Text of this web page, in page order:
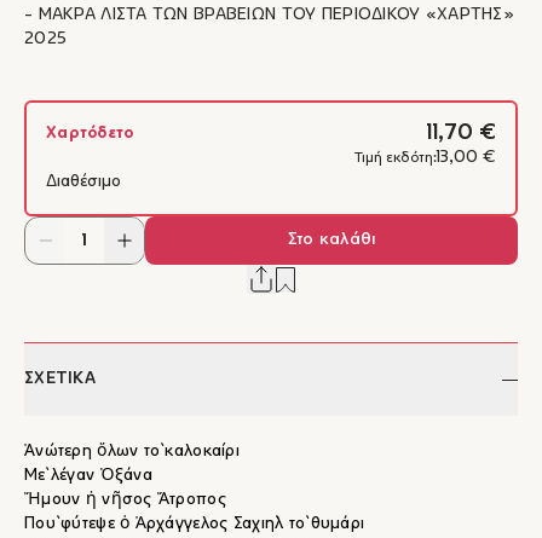
- ΜΑΚΡΑ ΛΙΣΤΑ ΤΩΝ ΒΡΑΒΕΙΩΝ ΤΟΥ ΠΕΡΙΟΔΙΚΟΥ «ΧΑΡΤΗΣ»
2025
Χαρτόδετο 11,70 €
Τιμή εκδότη: 13,00 €
Διαθέσιμο
Στο καλάθι
ΣΧΕΤΙΚΑ
Ἀνώτερη ὅλων τὸ καλοκαίρι
Μὲ λέγαν Ὀξάνα
Ἤμουν ἡ νῆσος Ἄτροπος
Ποὺ φύτεψε ὁ Ἀρχάγγελος Σαχιὴλ τὸ θυμάρι